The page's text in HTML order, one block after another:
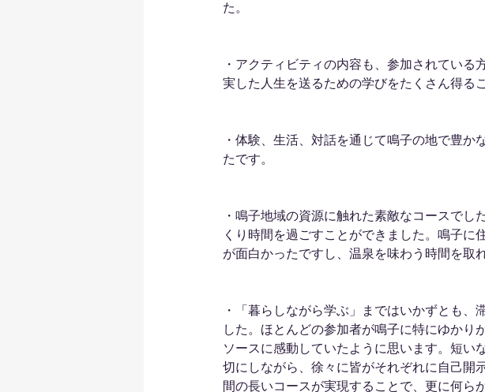
た。
・アクティビティの内容も、参加されてい
実した人生を送るための学びをたくさん得る
・体験、生活、対話を通じて鳴子の地で豊
たです。
・鳴子地域の資源に触れた素敵なコースで
くり時間を過ごすことができました。鳴子に
が面白かったですし、温泉を味わう時間を取
・「暮らしながら学ぶ」まではいかずとも
した。ほとんどの参加者が鳴子に特にゆかり
ソースに感動していたように思います。短い
切にしながら、徐々に皆がそれぞれに自己開
間の長いコースが実現することで、更に何ら